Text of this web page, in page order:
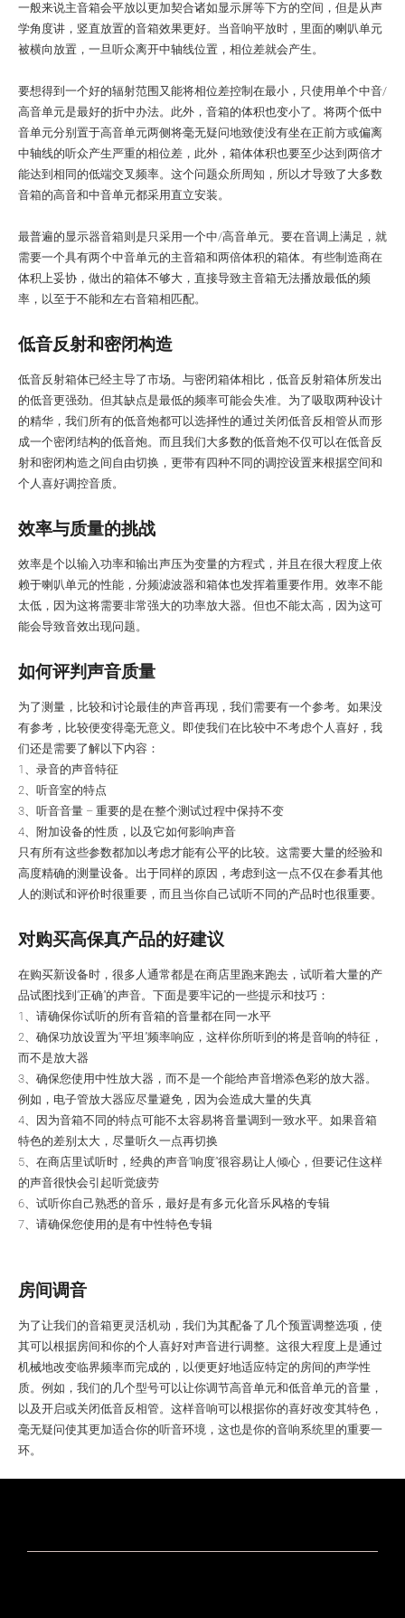
一般来说主音箱会平放以更加契合诸如显示屏等下方的空间，但是从声
学角度讲，竖直放置的音箱效果更好。当音响平放时，里面的喇叭单元
被横向放置，一旦听众离开中轴线位置，相位差就会产生。
要想得到一个好的辐射范围又能将相位差控制在最小，只使用单个中音/
高音单元是最好的折中办法。此外，音箱的体积也变小了。将两个低中
音单元分别置于高音单元两侧将毫无疑问地致使没有坐在正前方或偏离
中轴线的听众产生严重的相位差，此外，箱体体积也要至少达到两倍才
能达到相同的低端交叉频率。这个问题众所周知，所以才导致了大多数
音箱的高音和中音单元都采用直立安装。
最普遍的显示器音箱则是只采用一个中/高音单元。要在音调上满足，就
需要一个具有两个中音单元的主音箱和两倍体积的箱体。有些制造商在
体积上妥协，做出的箱体不够大，直接导致主音箱无法播放最低的频
率，以至于不能和左右音箱相匹配。
低音反射和密闭构造
低音反射箱体已经主导了市场。与密闭箱体相比，低音反射箱体所发出
的低音更强劲。但其缺点是最低的频率可能会失准。为了吸取两种设计
的精华，我们所有的低音炮都可以选择性的通过关闭低音反相管从而形
成一个密闭结构的低音炮。而且我们大多数的低音炮不仅可以在低音反
射和密闭构造之间自由切换，更带有四种不同的调控设置来根据空间和
个人喜好调控音质。
效率与质量的挑战
效率是个以输入功率和输出声压为变量的方程式，并且在很大程度上依
赖于喇叭单元的性能，分频滤波器和箱体也发挥着重要作用。效率不能
太低，因为这将需要非常强大的功率放大器。但也不能太高，因为这可
能会导致音效出现问题。
如何评判声音质量
为了测量，比较和讨论最佳的声音再现，我们需要有一个参考。如果没
有参考，比较便变得毫无意义。即使我们在比较中不考虑个人喜好，我
们还是需要了解以下内容：
1、录音的声音特征
2、听音室的特点
3、听音音量 – 重要的是在整个测试过程中保持不变
4、附加设备的性质，以及它如何影响声音
只有所有这些参数都加以考虑才能有公平的比较。这需要大量的经验和
高度精确的测量设备。出于同样的原因，考虑到这一点不仅在参看其他
人的测试和评价时很重要，而且当你自己试听不同的产品时也很重要。
对购买高保真产品的好建议
在购买新设备时，很多人通常都是在商店里跑来跑去，试听着大量的产
品试图找到“正确”的声音。下面是要牢记的一些提示和技巧 ：
1、请确保你试听的所有音箱的音量都在同一水平
2、确保功放设置为“平坦”频率响应，这样你所听到的将是音响的特征，
而不是放大器
3、确保您使用中性放大器，而不是一个能给声音增添色彩的放大器。
例如，电子管放大器应尽量避免，因为会造成大量的失真
4、因为音箱不同的特点可能不太容易将音量调到一致水平。如果音箱
特色的差别太大，尽量听久一点再切换
5、在商店里试听时，经典的声音“响度”很容易让人倾心，但要记住这样
的声音很快会引起听觉疲劳
6、试听你自己熟悉的音乐，最好是有多元化音乐风格的专辑
7、请确保您使用的是有中性特色专辑
房间调音
为了让我们的音箱更灵活机动，我们为其配备了几个预置调整选项，使
其可以根据房间和你的个人喜好对声音进行调整。这很大程度上是通过
机械地改变临界频率而完成的，以便更好地适应特定的房间的声学性
质。例如，我们的几个型号可以让你调节高音单元和低音单元的音量，
以及开启或关闭低音反相管。这样音响可以根据你的喜好改变其特色，
毫无疑问使其更加适合你的听音环境，这也是你的音响系统里的重要一
环。